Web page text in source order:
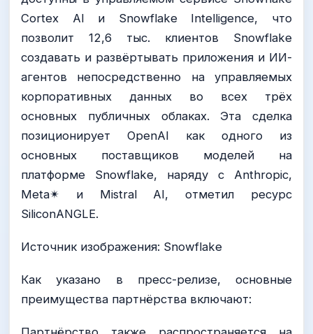
Cortex AI и Snowflake Intelligence, что
позволит 12,6 тыс. клиентов Snowflake
создавать и развёртывать приложения и ИИ-
агентов непосредственно на управляемых
корпоративных данных во всех трёх
основных публичных облаках. Эта сделка
позиционирует OpenAI как одного из
основных поставщиков моделей на
платформе Snowflake, наряду с Anthropic,
Meta✴ и Mistral AI, отметил ресурс
SiliconANGLE.
Источник изображения: Snowflake
Как указано в пресс-релизе, основные
преимущества партнёрства включают: